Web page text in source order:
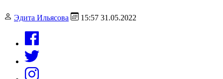
Эдита Ильясова 15:57 31.05.2022